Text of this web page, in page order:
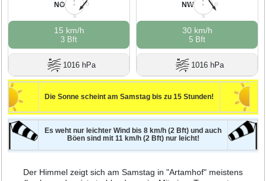
O
S
W
NO
15 km/h
3 Bft
1016 hPa
O
S
W
NW
30 km/h
5 Bft
1016 hPa
Die Sonne scheint am Samstag bis zu 15 Stunden!
Es weht nur leichter Wind bis 8 km/h (2 Bft) und auch
Böen sind mit 11 km/h (2 Bft) nur leicht!
Der Himmel zeigt sich am Samstag in "Artamhof" meistens